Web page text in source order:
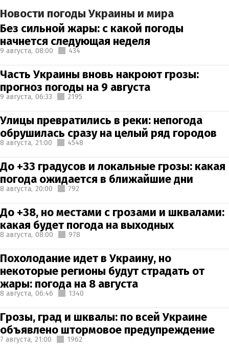
Новости погоды Украины и мира
Без сильной жары: с какой погоды
начнется следующая неделя
9 августа, 08:00 434
Часть Украины вновь накроют грозы:
прогноз погоды на 9 августа
9 августа, 06:33 2195
Улицы превратились в реки: непогода
обрушилась сразу на целый ряд городов
8 августа, 21:00 4548
До +33 градусов и локальные грозы: какая
погода ожидается в ближайшие дни
8 августа, 20:00 792
До +38, но местами с грозами и шквалами:
какая будет погода на выходных
8 августа, 08:00 978
Похолодание идет в Украину, но
некоторые регионы будут страдать от
жары: погода на 8 августа
8 августа, 06:46 1340
Грозы, град и шквалы: по всей Украине
объявлено штормовое предупреждение
7 августа, 21:00 1962